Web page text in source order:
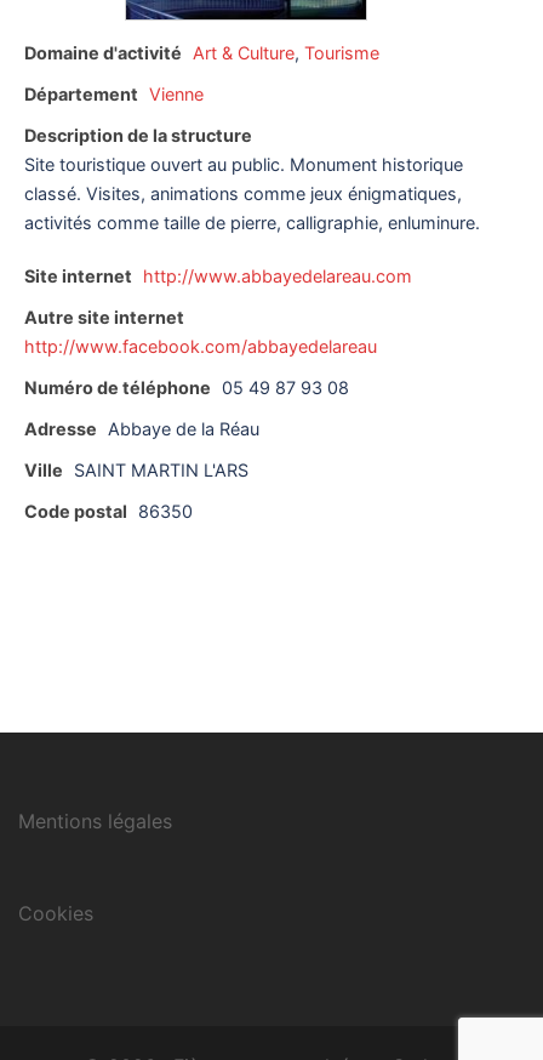
Domaine d'activité Art & Culture, Tourisme
Département Vienne
Description de la structure
Site touristique ouvert au public. Monument historique
classé. Visites, animations comme jeux énigmatiques,
activités comme taille de pierre, calligraphie, enluminure.
Site internet
http://www.abbayedelareau.com
Autre site internet
http://www.facebook.com/abbayedelareau
Numéro de téléphone 05 49 87 93 08
Adresse
Abbaye de la Réau
Ville
SAINT MARTIN L'ARS
Code postal
86350
Mentions légales
Cookies